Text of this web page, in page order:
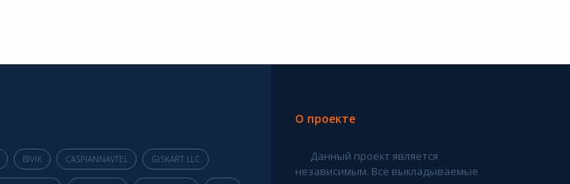
BIVIK CASPIANNAVTEL GISKART LLC
О проекте
Данный проект является
независимым. Все выкладываемые